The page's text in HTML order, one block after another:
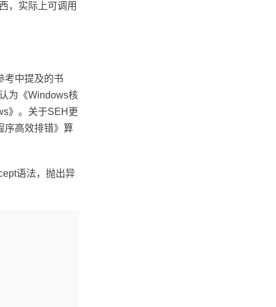
，实际上可调用
考中提及的书
为《Windows核
》。关于SEH更
序高效排错》算
语法，抛出异